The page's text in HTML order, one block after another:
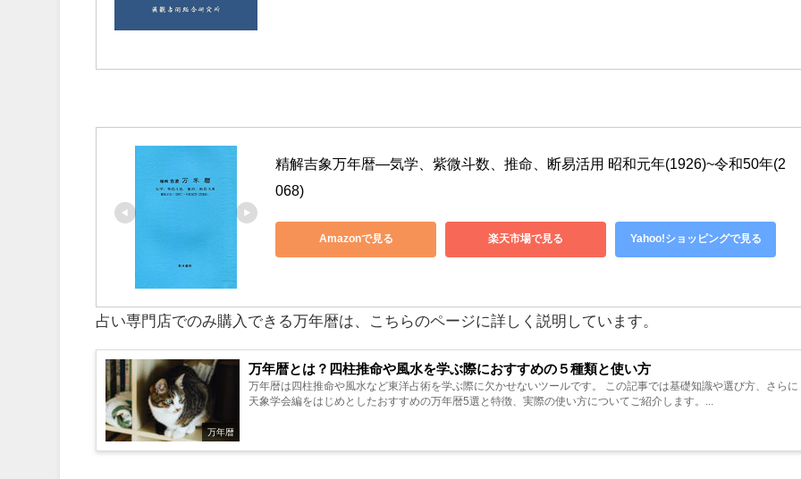
精解吉象万年暦―気学、紫微斗数、推命、断易活用 昭和元年(1926)~令和50年(2
068)
Amazonで見る 楽天市場で見る Yahoo!ショッピングで見る
占い専門店でのみ購入できる万年暦は、こちらのページに詳しく説明しています。
万年暦
万年暦とは？四柱推命や風水を学ぶ際におすすめの５種類と使い方
万年暦は四柱推命や風水など東洋占術を学ぶ際に欠かせないツールです。 この記事では基礎知識や選び方、さらに
天象学会編をはじめとしたおすすめの万年暦5選と特徴、実際の使い方についてご紹介します。...